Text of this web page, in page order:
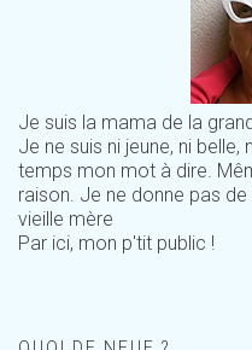
Je suis la mama de la
Je ne suis ni jeune, ni
temps mon mot à dire.
raison. Je ne donne pas
vieille mère
Par ici, mon p'tit public !